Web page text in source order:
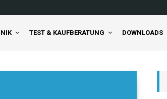
TEST & KAUFBERATUNG DOWNLOADS